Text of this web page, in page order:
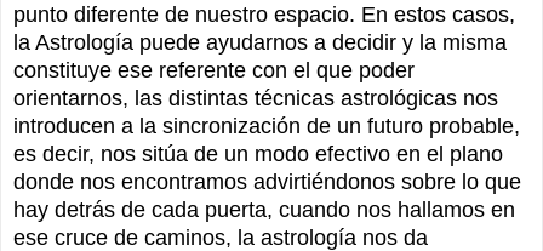
punto diferente de nuestro espacio. En estos casos,
la Astrología puede ayudarnos a decidir y la misma
constituye ese referente con el que poder
orientarnos, las distintas técnicas astrológicas nos
introducen a la sincronización de un futuro probable,
es decir, nos sitúa de un modo efectivo en el plano
donde nos encontramos advirtiéndonos sobre lo que
hay detrás de cada puerta, cuando nos hallamos en
ese cruce de caminos, la astrología nos da